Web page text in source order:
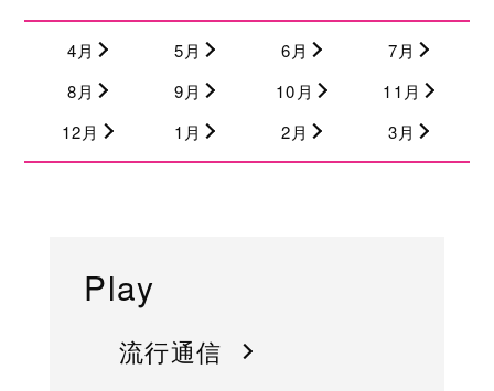
4月 5月 6月
7月
8月
9月 10月
11月
12月
1月 2月 3月
Play
流行通信